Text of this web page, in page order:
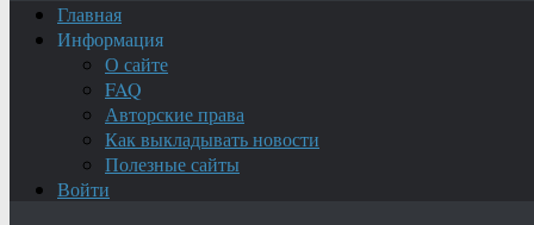
Главная
Информация
О сайте
FAQ
Авторские права
Как выкладывать новости
Полезные сайты
Войти